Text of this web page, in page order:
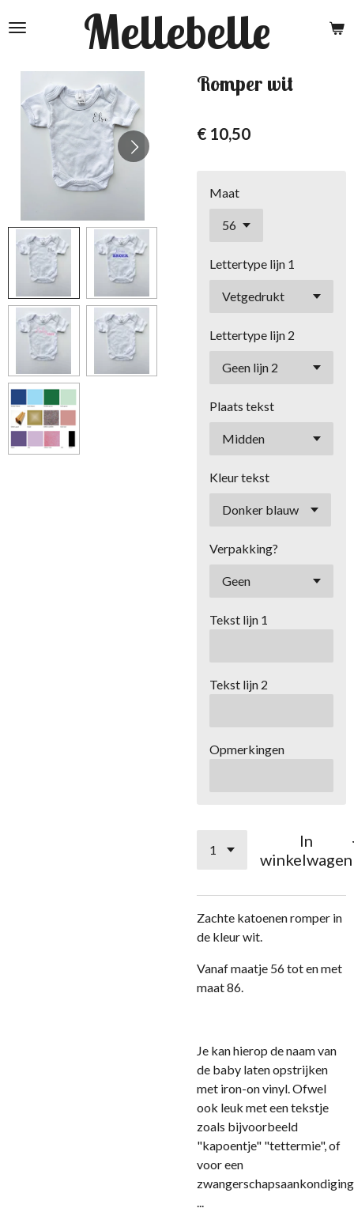
direct
de
hoofdinhoud
Mellebelle
Romper wit
€ 10,50
Maat
Lettertype lijn 1
Lettertype lijn 2
Plaats tekst
Kleur tekst
Verpakking?
Tekst lijn 1
Tekst lijn 2
Opmerkingen
In
winkelwagen
Zachte katoenen romper in
de kleur wit.
Vanaf maatje 56 tot en met
maat 86.
Je kan hierop de naam van
de baby laten opstrijken
met iron-on vinyl. Ofwel
ook leuk met een tekstje
zoals bijvoorbeeld
"kapoentje" "tettermie", of
voor een
...